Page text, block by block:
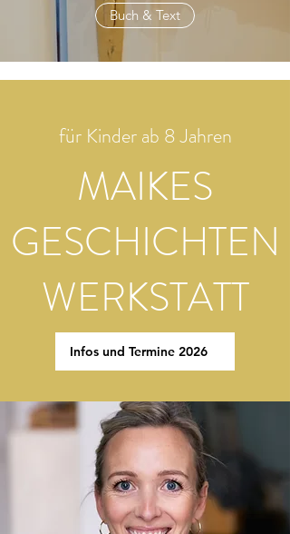
Buch & Text
für Kinder ab 8 Jahren
MAIKES
GESCHICHTEN
WERKSTATT
Infos und Termine 2026